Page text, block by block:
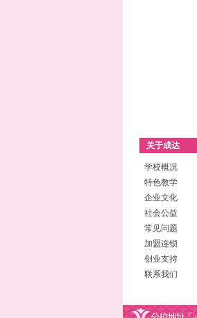
关于成达
学校概况
特色教学
企业文化
社会公益
常见问题
加盟连锁
创业支持
联系我们